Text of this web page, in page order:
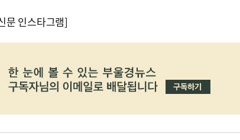
문 인스타그램]